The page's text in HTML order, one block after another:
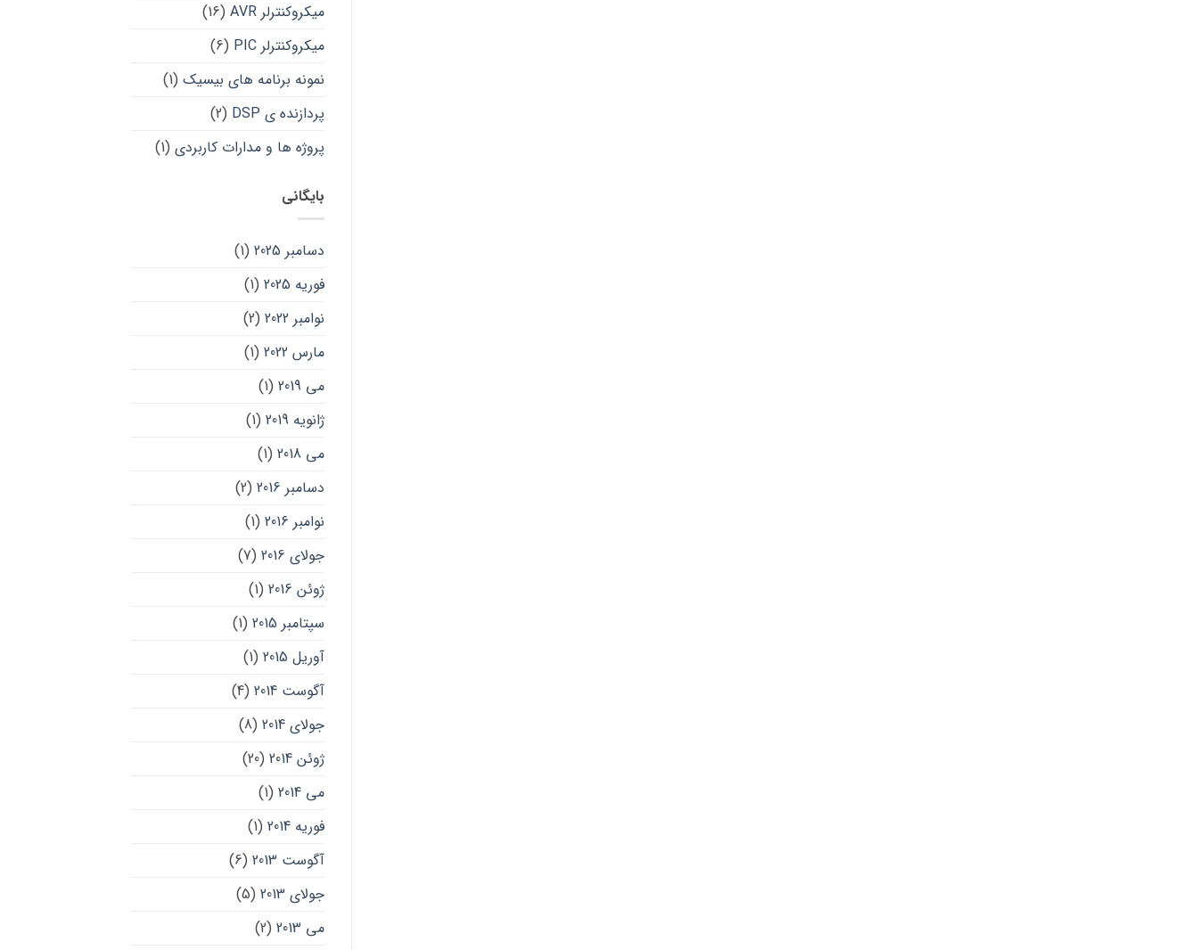
میکروکنترلر AVR
(16)
میکروکنترلر PIC
(6)
نمونه برنامه های بیسیک (1)
پردازنده ی DSP
(2)
پروژه ها و مدارات کاربردی (1)
بایگانی
دسامبر 2025
(1)
فوریه 2025
(1)
نوامبر 2022
(2)
مارس 2022
(1)
می 2019
(1)
ژانویه 2019
(1)
می 2018
(1)
دسامبر 2016
(2)
نوامبر 2016
(1)
جولای 2016
(7)
ژوئن 2016
(1)
سپتامبر 2015
(1)
آوریل 2015
(1)
آگوست 2014
(4)
جولای 2014
(8)
ژوئن 2014
(20)
می 2014
(1)
فوریه 2014
(1)
آگوست 2013
(6)
جولای 2013
(5)
می 2013
(2)